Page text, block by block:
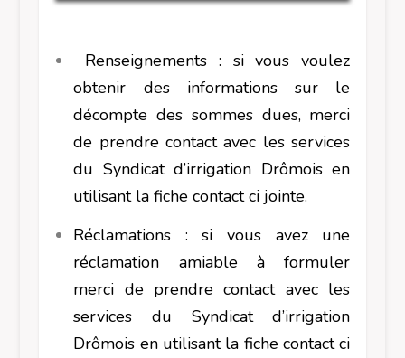
Renseignements : si vous voulez
obtenir des informations sur le
décompte des sommes dues, merci
de prendre contact avec les services
du Syndicat d’irrigation Drômois en
utilisant la fiche contact ci jointe.
Réclamations : si vous avez une
réclamation amiable à formuler
merci de prendre contact avec les
services du Syndicat d’irrigation
Drômois en utilisant la fiche contact ci